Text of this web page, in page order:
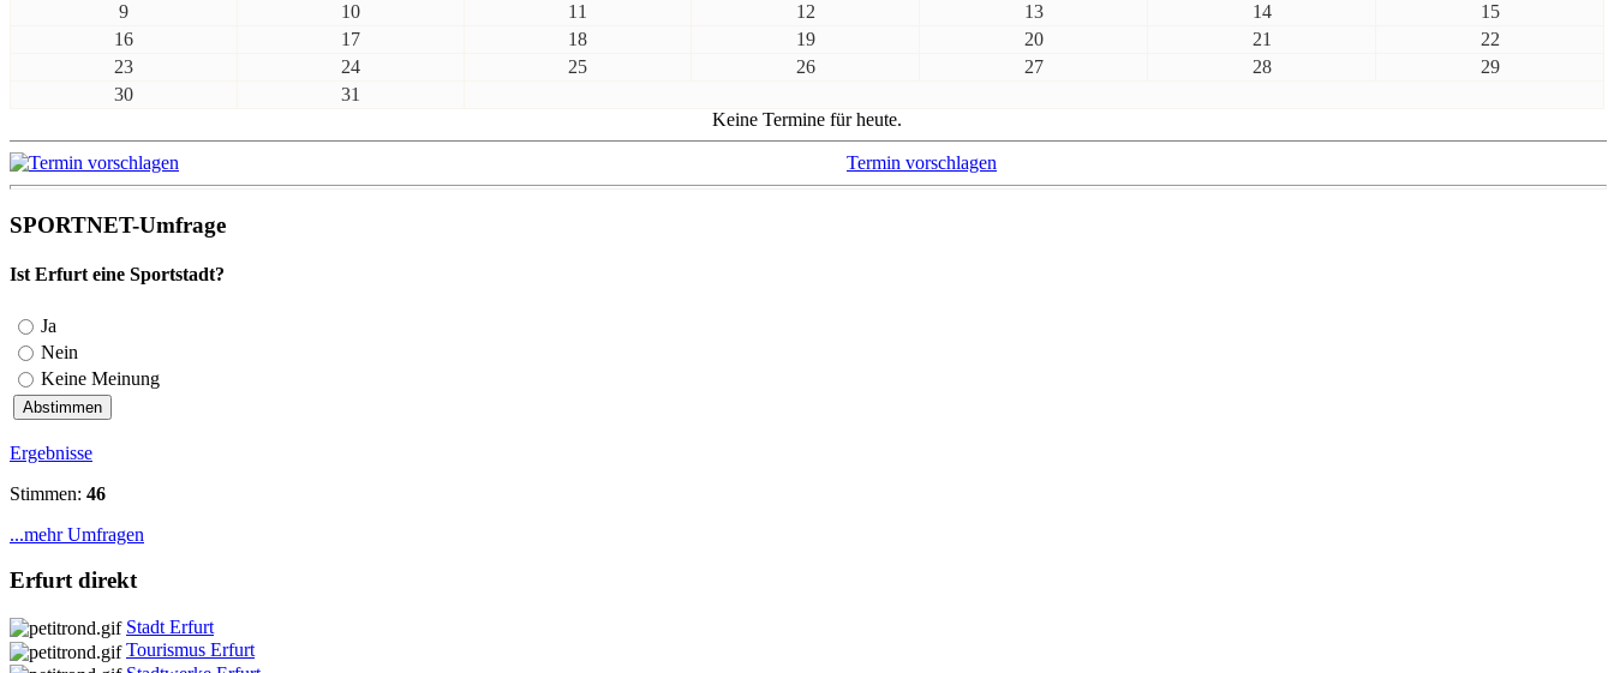
9
10 11 12 13 14
15
16
17 18 19 20 21
22
23
24 25 26 27 28
29
30
31
Keine Termine für heute.
Termin vorschlagen
SPORTNET-Umfrage
Ist Erfurt eine Sportstadt?
Ja
Nein
Keine Meinung
Ergebnisse
Stimmen: 46
...mehr Umfragen
Erfurt direkt
Stadt Erfurt
Tourismus Erfurt